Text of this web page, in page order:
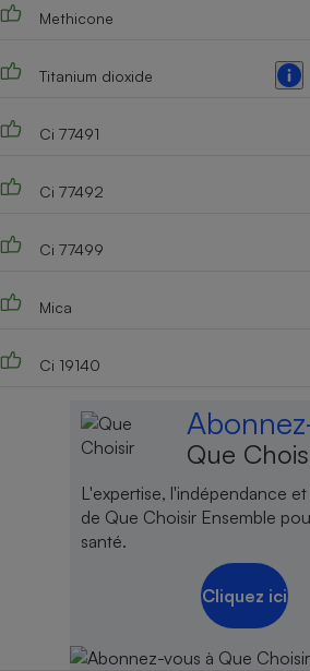
Methicone
Titanium dioxide
Ci 77491
Ci 77492
Ci 77499
Mica
Ci 19140
Que
L'expertise, l'indépendance
de Que Choisir Ensemble
santé.
Cliquez ici